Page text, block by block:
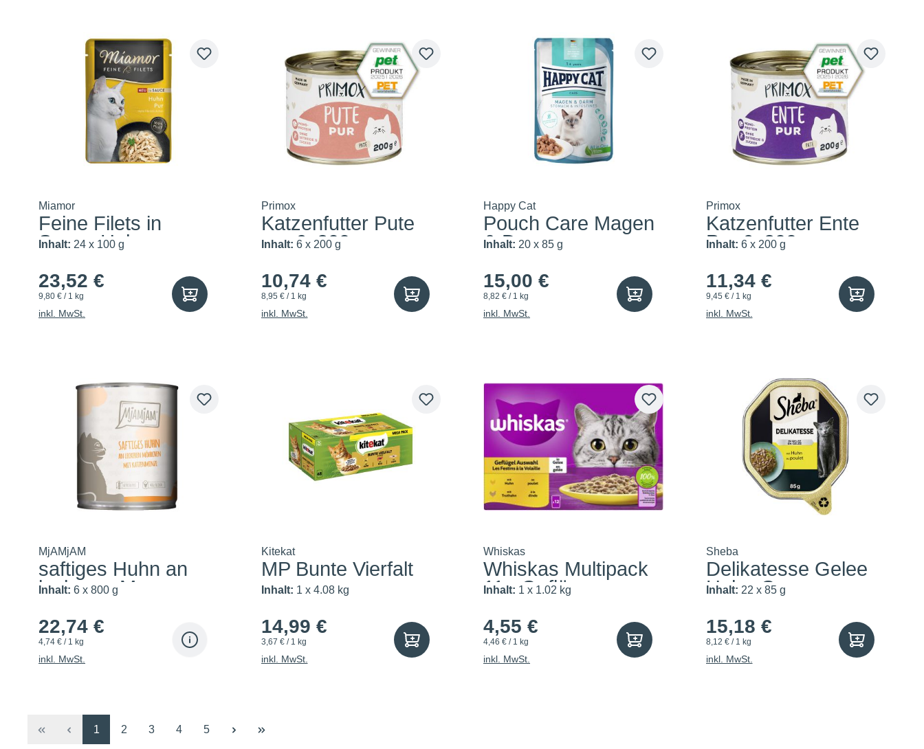
Miamor
Feine Filets in
Sauce Huhn
Inhalt: 24 x 100 g
23,52 €
9,80 € / 1 kg
inkl. MwSt.
Primox
Katzenfutter Pute
pur 6x200g
Inhalt: 6 x 200 g
10,74 €
8,95 € / 1 kg
inkl. MwSt.
Happy Cat
Pouch Care Magen
& Darm
Inhalt: 20 x 85 g
15,00 €
8,82 € / 1 kg
inkl. MwSt.
Primox
Katzenfutter Ente
Pur 6x200g
Inhalt: 6 x 200 g
11,34 €
9,45 € / 1 kg
inkl. MwSt.
MjAMjAM
saftiges Huhn an
leckeren M...
Inhalt: 6 x 800 g
22,74 €
4,74 € / 1 kg
inkl. MwSt.
Kitekat
MP Bunte Vierfalt
Inhalt: 1 x 4.08 kg
14,99 €
3,67 € / 1 kg
inkl. MwSt.
Whiskas
Whiskas Multipack
11+ Geflü...
Inhalt: 1 x 1.02 kg
4,55 €
4,46 € / 1 kg
inkl. MwSt.
Sheba
Delikatesse Gelee
Huhn-Gesc...
Inhalt: 22 x 85 g
15,18 €
8,12 € / 1 kg
inkl. MwSt.
Seite
1 Seite
2 Seite
3 Seite
4 Seite
5